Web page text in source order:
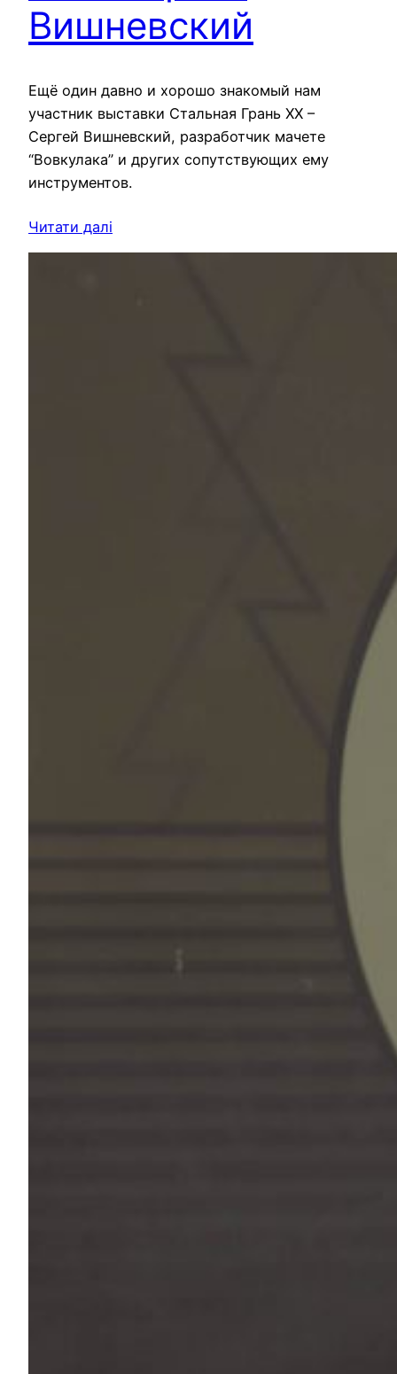
Вишневский
Ещё один давно и хорошо знакомый нам
участник выставки Стальная Грань ХХ –
Сергей Вишневский, разработчик мачете
“Вовкулака” и других сопутствующих ему
инструментов.
Читати далі